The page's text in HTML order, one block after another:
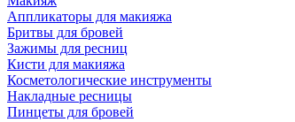
Аппликаторы для макияжа
Бритвы для бровей
Зажимы для ресниц
Кисти для макияжа
Косметологические инструменты
Накладные ресницы
Пинцеты для бровей